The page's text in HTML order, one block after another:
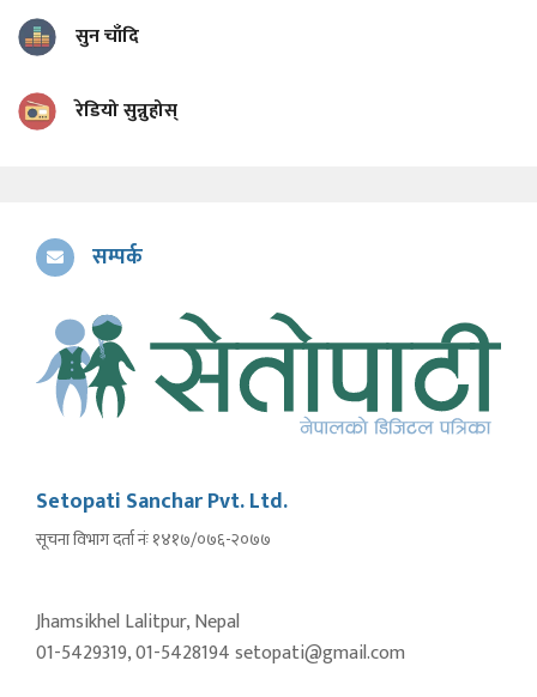
सुन चाँदि
रेडियो सुन्नुहोस्
सम्पर्क
Setopati Sanchar Pvt. Ltd.
सूचना विभाग दर्ता नंः १४१७/०७६-२०७७
Jhamsikhel Lalitpur, Nepal
01-5429319, 01-5428194 setopati@gmail.com